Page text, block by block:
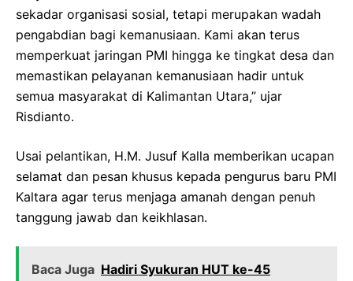
sekadar organisasi sosial, tetapi merupakan wadah
pengabdian bagi kemanusiaan. Kami akan terus
memperkuat jaringan PMI hingga ke tingkat desa dan
memastikan pelayanan kemanusiaan hadir untuk
semua masyarakat di Kalimantan Utara,” ujar
Risdianto.
Usai pelantikan, H.M. Jusuf Kalla memberikan ucapan
selamat dan pesan khusus kepada pengurus baru PMI
Kaltara agar terus menjaga amanah dengan penuh
tanggung jawab dan keikhlasan.
Baca Juga Hadiri Syukuran HUT ke-45